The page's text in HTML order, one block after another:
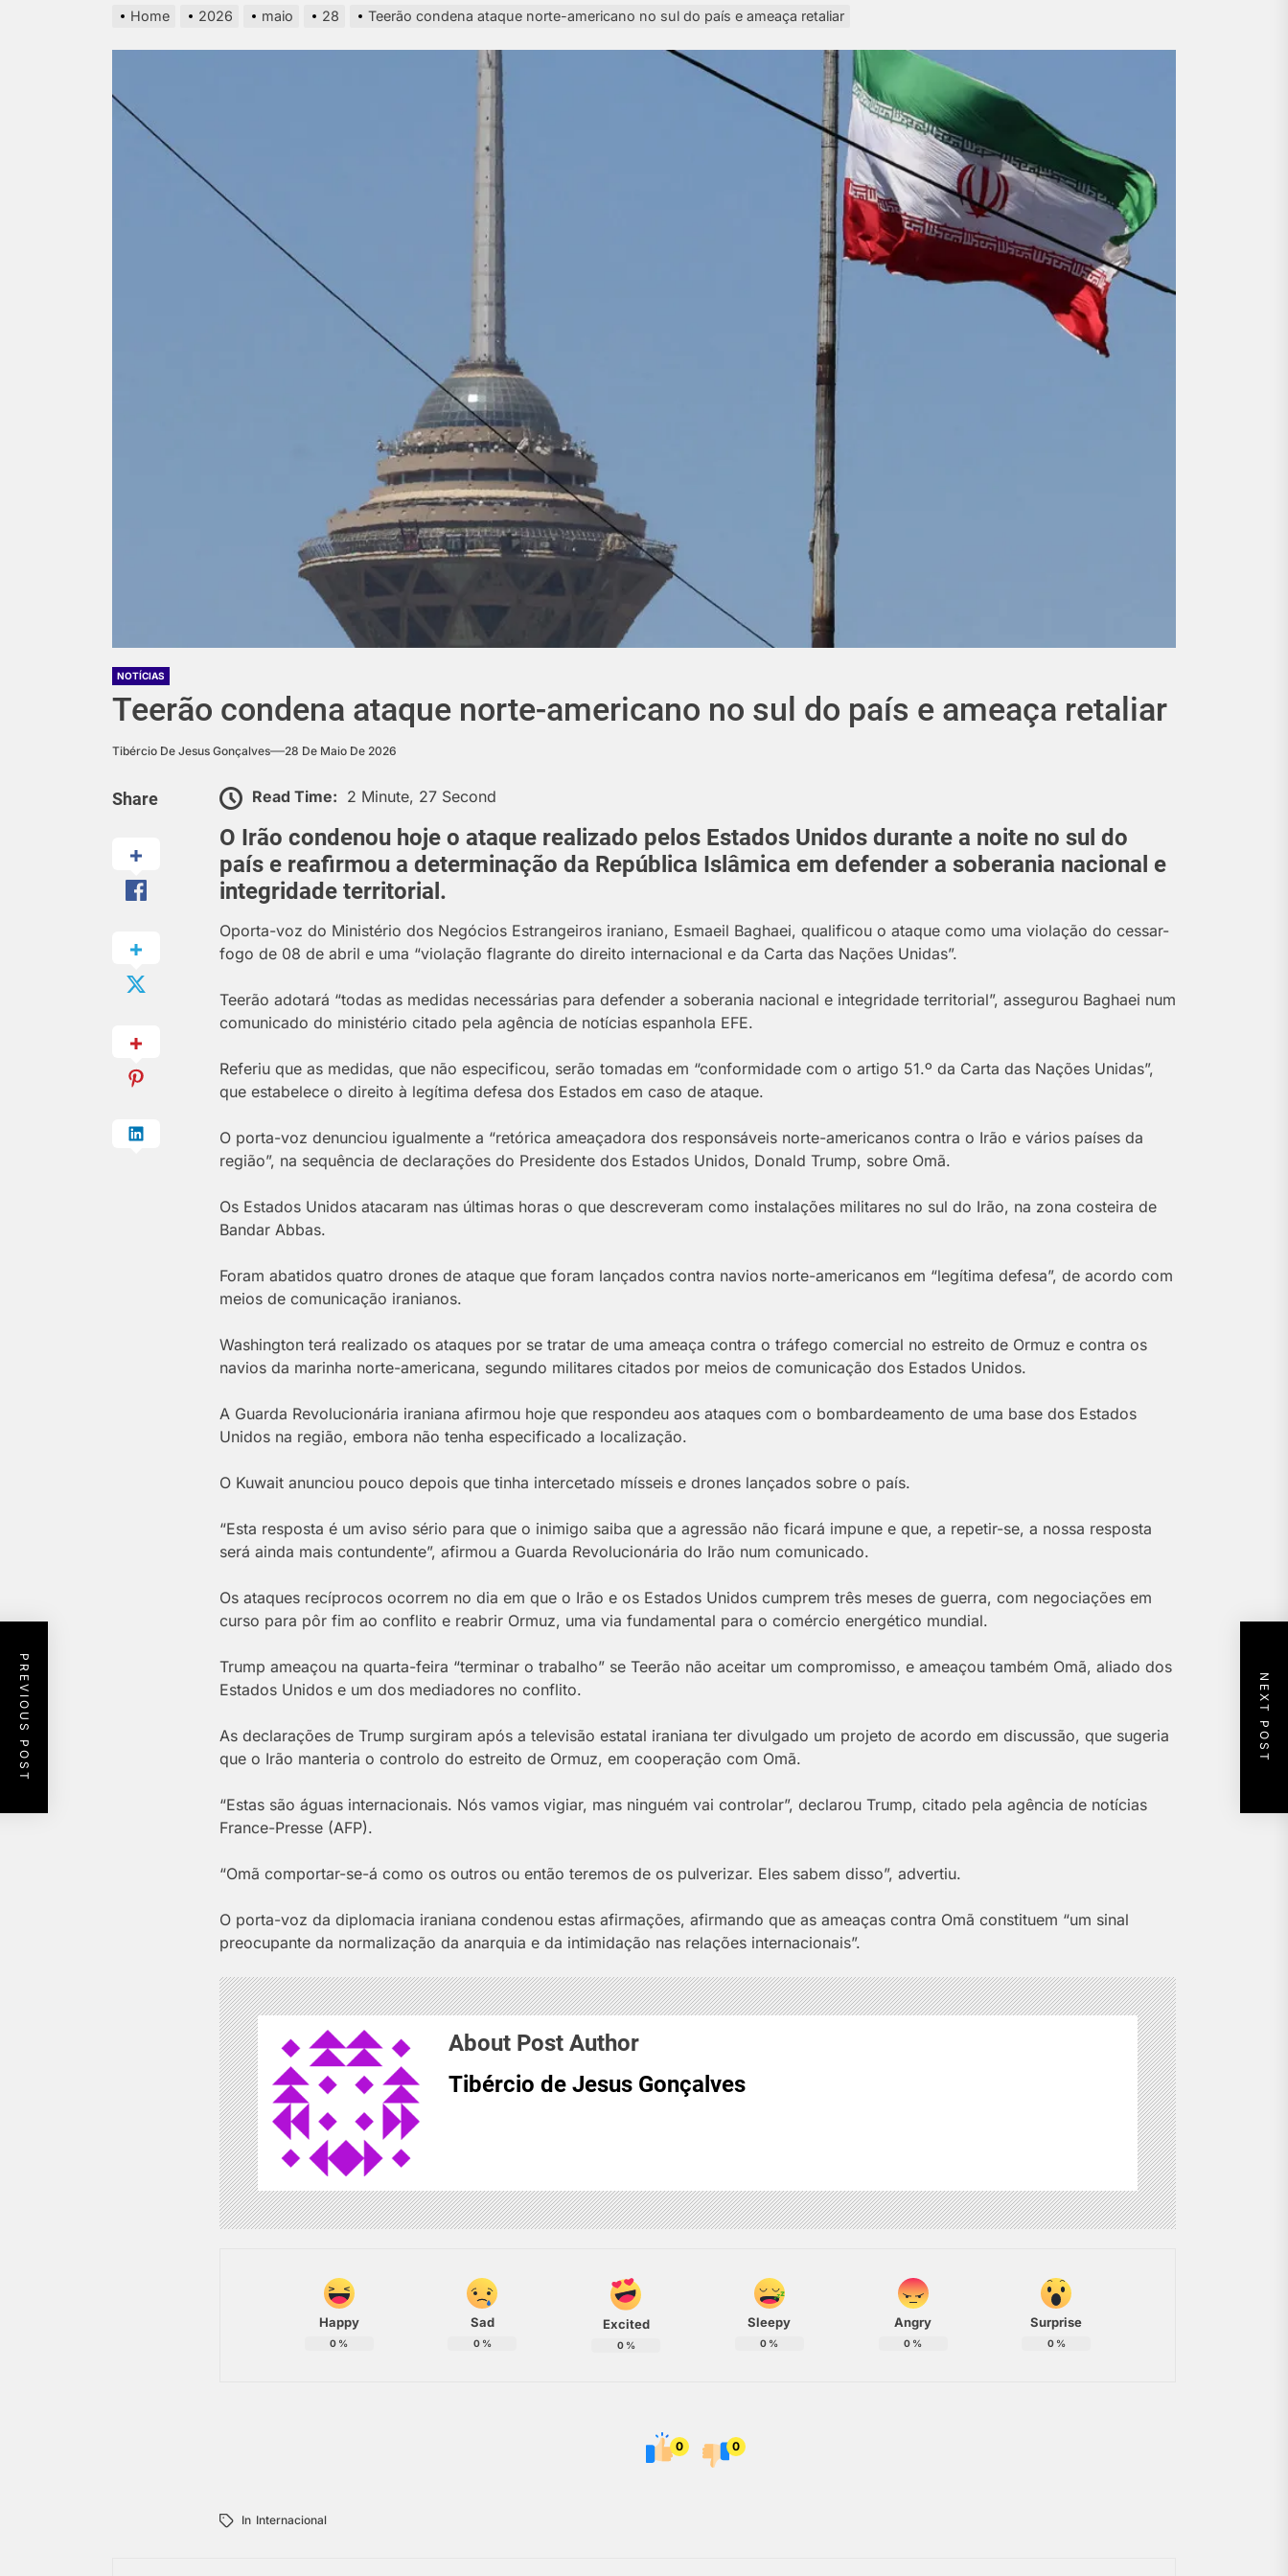
Home 2026 maio 28 Teerão condena ataque norte-americano no sul do país e ameaça retaliar
NOTÍCIAS
Teerão condena ataque norte-americano no sul do país e ameaça retaliar
Tibércio De Jesus Gonçalves 28 De Maio De 2026
Share Read Time: 2 Minute, 27 Second
O Irão condenou hoje o ataque realizado pelos Estados Unidos durante a noite no sul do
país e reafirmou a determinação da República Islâmica em defender a soberania nacional e
integridade territorial.
Oporta-voz do Ministério dos Negócios Estrangeiros iraniano, Esmaeil Baghaei, qualificou o ataque como uma violação do cessar-
fogo de 08 de abril e uma “violação flagrante do direito internacional e da Carta das Nações Unidas”.
Teerão adotará “todas as medidas necessárias para defender a soberania nacional e integridade territorial”, assegurou Baghaei num
comunicado do ministério citado pela agência de notícias espanhola EFE.
Referiu que as medidas, que não especificou, serão tomadas em “conformidade com o artigo 51.º da Carta das Nações Unidas”,
que estabelece o direito à legítima defesa dos Estados em caso de ataque.
O porta-voz denunciou igualmente a “retórica ameaçadora dos responsáveis norte-americanos contra o Irão e vários países da
região”, na sequência de declarações do Presidente dos Estados Unidos, Donald Trump, sobre Omã.
Os Estados Unidos atacaram nas últimas horas o que descreveram como instalações militares no sul do Irão, na zona costeira de
Bandar Abbas.
Foram abatidos quatro drones de ataque que foram lançados contra navios norte-americanos em “legítima defesa”, de acordo com
meios de comunicação iranianos.
Washington terá realizado os ataques por se tratar de uma ameaça contra o tráfego comercial no estreito de Ormuz e contra os
navios da marinha norte-americana, segundo militares citados por meios de comunicação dos Estados Unidos.
A Guarda Revolucionária iraniana afirmou hoje que respondeu aos ataques com o bombardeamento de uma base dos Estados
Unidos na região, embora não tenha especificado a localização.
O Kuwait anunciou pouco depois que tinha intercetado mísseis e drones lançados sobre o país.
“Esta resposta é um aviso sério para que o inimigo saiba que a agressão não ficará impune e que, a repetir-se, a nossa resposta
será ainda mais contundente”, afirmou a Guarda Revolucionária do Irão num comunicado.
Os ataques recíprocos ocorrem no dia em que o Irão e os Estados Unidos cumprem três meses de guerra, com negociações em
curso para pôr fim ao conflito e reabrir Ormuz, uma via fundamental para o comércio energético mundial.
Trump ameaçou na quarta-feira “terminar o trabalho” se Teerão não aceitar um compromisso, e ameaçou também Omã, aliado dos
Estados Unidos e um dos mediadores no conflito.
As declarações de Trump surgiram após a televisão estatal iraniana ter divulgado um projeto de acordo em discussão, que sugeria
que o Irão manteria o controlo do estreito de Ormuz, em cooperação com Omã.
“Estas são águas internacionais. Nós vamos vigiar, mas ninguém vai controlar”, declarou Trump, citado pela agência de notícias
France-Presse (AFP).
“Omã comportar-se-á como os outros ou então teremos de os pulverizar. Eles sabem disso”, advertiu.
O porta-voz da diplomacia iraniana condenou estas afirmações, afirmando que as ameaças contra Omã constituem “um sinal
preocupante da normalização da anarquia e da intimidação nas relações internacionais”.
About Post Author
Tibércio de Jesus Gonçalves
Happy
0 %
Sad
0%
Excited
0%
Sleepy
0 %
Angry
0 %
Surprise
0%
0 0
In Internacional
PREVIOUS POST NEXT POST